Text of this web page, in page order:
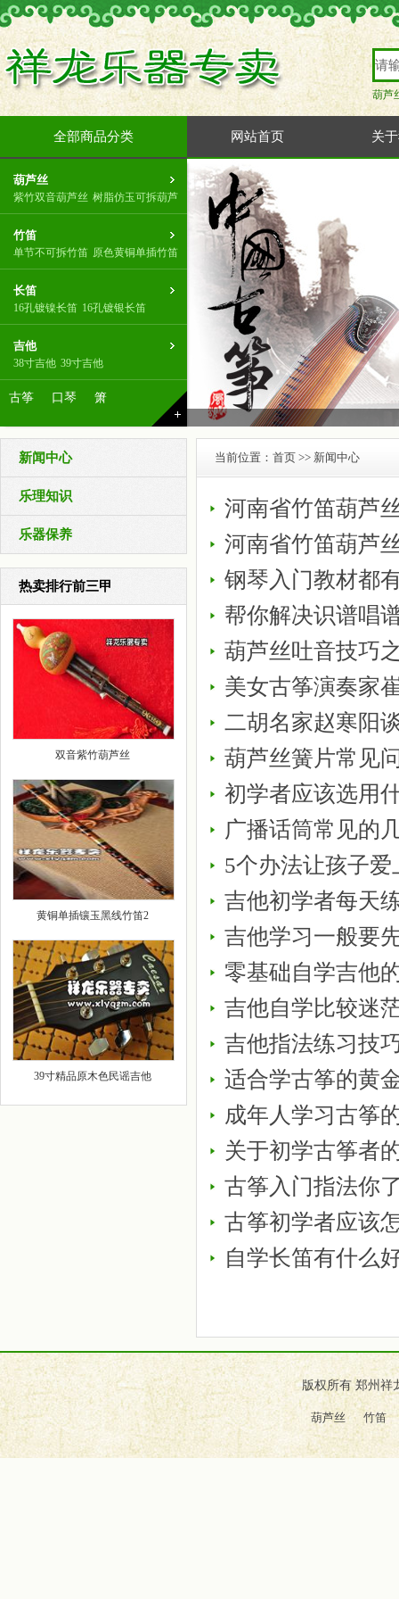
葫芦
全部商品分类
葫芦丝
紫竹双音葫芦丝 树脂仿玉可拆葫芦
竹笛
单节不可拆竹笛 原色黄铜单插竹笛
长笛
16孔镀镍长笛 16孔镀银长笛
吉他
38寸吉他 39寸吉他
古筝 口琴 箫
网站首页 关
新闻中心
乐理知识
乐器保养
热卖排行前三甲
双音紫竹葫芦丝
黄铜单插镶玉黑线竹笛2
39寸精品原木色民谣吉他
当前位置： 首页 >> 新闻中心
河南省竹笛葫芦
河南省竹笛葫芦
钢琴入门教材都
帮你解决识谱唱
葫芦丝吐音技巧
美女古筝演奏家
二胡名家赵寒阳
葫芦丝簧片常见
初学者应该选用
广播话筒常见的
5个办法让孩子爱
吉他初学者每天
吉他学习一般要
零基础自学吉他
吉他自学比较迷
吉他指法练习技
适合学古筝的黄
成年人学习古筝
关于初学古筝者
古筝入门指法你
古筝初学者应该
自学长笛有什么
版权所有 郑州祥
葫芦丝 竹笛